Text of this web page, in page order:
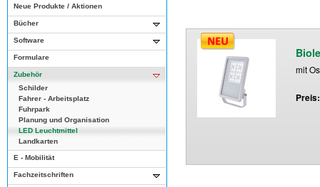
Neue Produkte / Aktionen
Bücher
Software
Formulare
Zubehör
Schilder
Fahrer - Arbeitsplatz
Fuhrpark
Planung und Organisation
LED Leuchtmittel
Landkarten
E - Mobilität
Fachzeitschriften
mit